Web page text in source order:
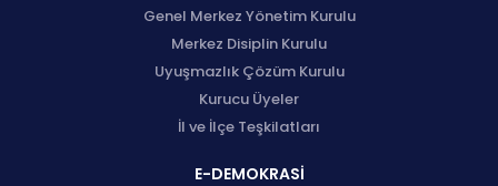
Genel Merkez Yönetim Kurulu
Merkez Disiplin Kurulu
Uyuşmazlık Çözüm Kurulu
Kurucu Üyeler
İl ve İlçe Teşkilatları
E-DEMOKRASİ